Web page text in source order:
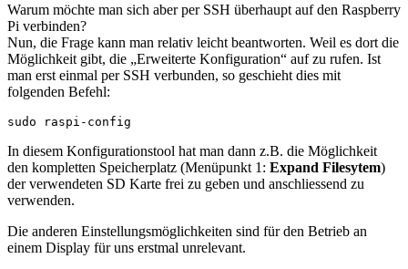
Warum möchte man sich aber per SSH überhaupt auf den Raspberry
Pi verbinden?
Nun, die Frage kann man relativ leicht beantworten. Weil es dort die
Möglichkeit gibt, die „Erweiterte Konfiguration“ auf zu rufen. Ist
man erst einmal per SSH verbunden, so geschieht dies mit
folgenden Befehl:
sudo raspi-config
In diesem Konfigurationstool hat man dann z.B. die Möglichkeit
den kompletten Speicherplatz (Menüpunkt 1: Expand Filesytem)
der verwendeten SD Karte frei zu geben und anschliessend zu
verwenden.
Die anderen Einstellungsmöglichkeiten sind für den Betrieb an
einem Display für uns erstmal unrelevant.